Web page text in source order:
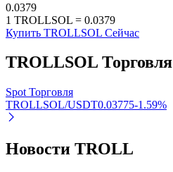
Узнайте о пассивном доходе
0.0379
1 TROLLSOL = 0.0379
Купить TROLLSOL Сейчас
TROLLSOL Торговля
Spot Торговля
TROLLSOL/USDT0.03775-1.59%
Новости TROLL